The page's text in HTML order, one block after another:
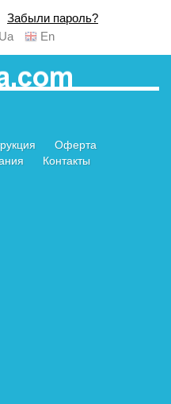
Забыли пароль?
Ua En
Оферта
Контакты